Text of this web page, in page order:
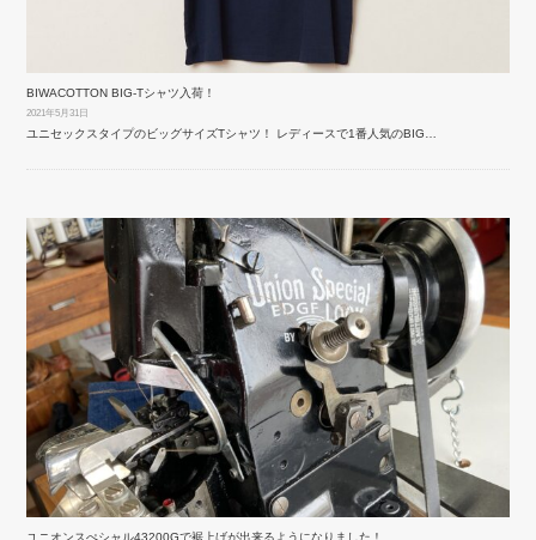
BIWACOTTON BIG-Tシャツ入荷！
2021年5月31日
ユニセックスタイプのビッグサイズTシャツ！ レディースで1番人気のBIG…
ユニオンスぺシャル43200Gで裾上げが出来るようになりました！